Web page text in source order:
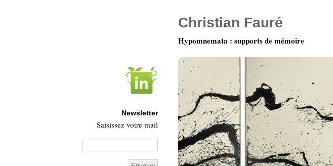
Christian Fauré
Hypomnemata : supports de mémoire
Newsletter
Saisissez votre mail